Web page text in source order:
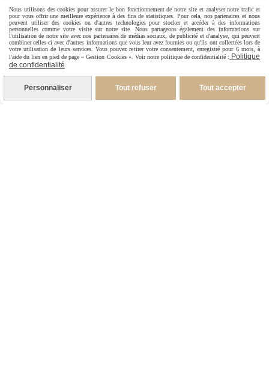
Tri- fils illustrés
Aimants porte aiguilles illustrés
Mugs illustrés-Carte cadeau
CONTACT
Nous utilisons des cookies pour assurer le bon fonctionnement de notre site et analyser notre trafic et
pour vous offrir une meilleure expérience à des fins de statistiques. Pour cela, nos partenaires et nous
peuvent utiliser des cookies ou d'autres technologies pour stocker et accéder à des informations
personnelles comme votre visite sur notre site. Nous partageons également des informations sur
l'utilisation de notre site avec nos partenaires de médias sociaux, de publicité et d'analyse, qui peuvent
combiner celles-ci avec d'autres informations que vous leur avez fournies ou qu'ils ont collectées lors de
votre utilisation de leurs services. Vous pouvez retirer votre consentement, enregistré pour 6 mois, à
l'aide du lien en pied de page « Gestion Cookies ». Voir notre politique de confidentialité : Politique
de confidentialité
Personnaliser Tout refuser Tout accepter